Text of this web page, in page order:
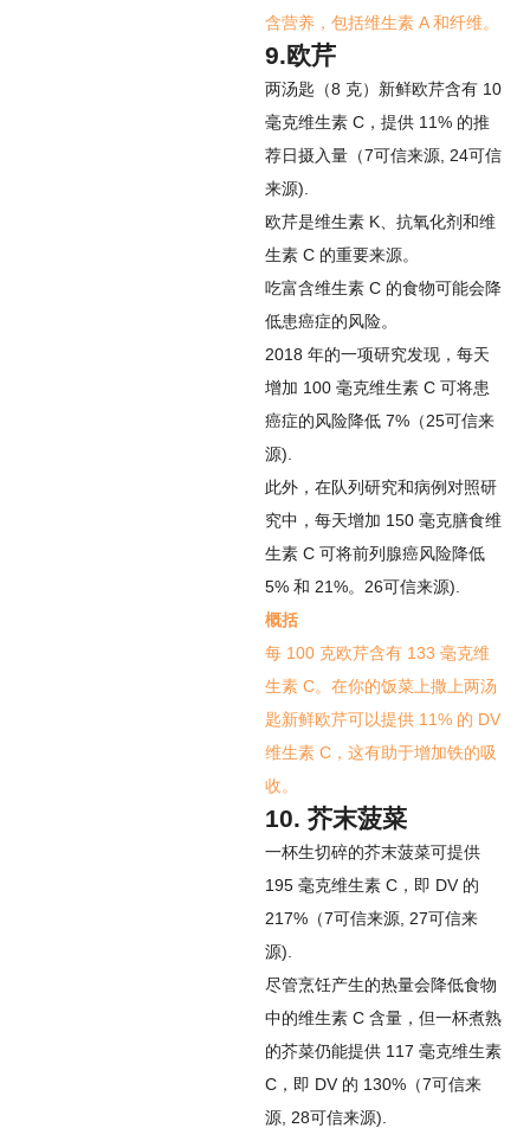
含营养，包括维生素 A 和纤维。
9.欧芹
两汤匙（8 克）新鲜欧芹含有 10
毫克维生素 C，提供 11% 的推
荐日摄入量（7可信来源 24可信
来源).
欧芹是维生素 K、抗氧化剂和维
生素 C 的重要来源。
吃富含维生素 C 的食物可能会降
低患癌症的风险。
2018 年的一项研究发现，每天
增加 100 毫克维生素 C 可将患
癌症的风险降低 7%（25可信来
源).
此外，在队列研究和病例对照研
究中，每天增加 150 毫克膳食维
生素 C 可将前列腺癌风险降低
5% 和 21%。 26可信来源).
概括
每 100 克欧芹含有 133 毫克维
生素 C。在你的饭菜上撒上两汤
匙新鲜欧芹可以提供 11% 的 DV
维生素 C，这有助于增加铁的吸
收。
10. 芥末菠菜
一杯生切碎的芥末菠菜可提供
195 毫克维生素 C，即 DV 的
217%（7可信来源 27可信来
源).
尽管烹饪产生的热量会降低食物
中的维生素 C 含量，但一杯煮熟
的芥菜仍能提供 117 毫克维生素
C，即 DV 的 130%（7可信来
源 28可信来源).